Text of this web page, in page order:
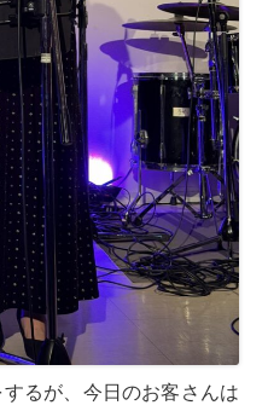
るが、今日のお客さんは